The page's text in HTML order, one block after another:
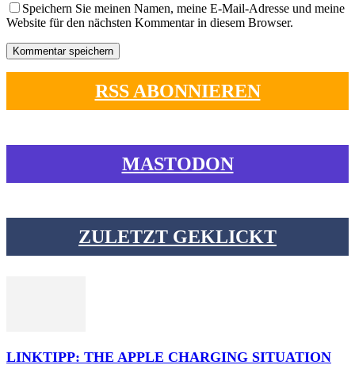
Speichern Sie meinen Namen, meine E-Mail-Adresse und meine
Website für den nächsten Kommentar in diesem Browser.
RSS ABONNIEREN
MASTODON
ZULETZT GEKLICKT
LINKTIPP: THE APPLE CHARGING SITUATION